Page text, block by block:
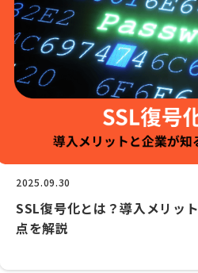
2025.09.30
SSL復号化とは？導入メリッ
点を解説